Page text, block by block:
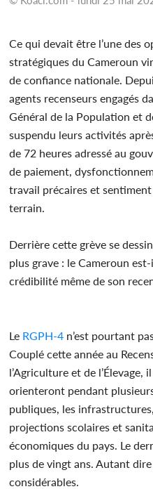
Ce qui devait être l’une des
stratégiques du Cameroun
de confiance nationale.
agents recenseurs engagés
Général de la Population et
suspendu leurs activités
de 72 heures adressé au
de paiement,
travail précaires et
terrain.
Derrière cette grève se
plus grave : le Cameroun
crédibilité même de son
Le RGPH-4 n’est pourtant
Couplé cette année au
l’Agriculture et de
orienteront pendant
publiques, les
projections scolaires et
économiques du pays. Le
plus de vingt ans. Autant
considérables.